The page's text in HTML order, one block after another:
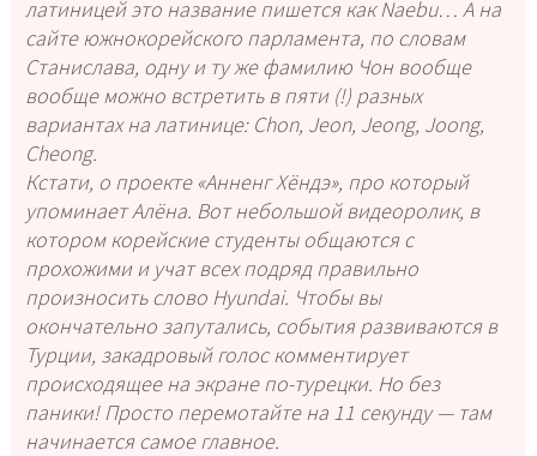
латиницей это название пишется как Naebu… А на
сайте южнокорейского парламента, по словам
Станислава, одну и ту же фамилию Чон вообще
вообще можно встретить в пяти (!) разных
вариантах на латинице: Chon, Jeon, Jeong, Joong,
Cheong.
Кстати, о проекте «Анненг Хёндэ», про который
упоминает Алёна. Вот небольшой видеоролик, в
котором корейские студенты общаются с
прохожими и учат всех подряд правильно
произносить слово Hyundai. Чтобы вы
окончательно запутались, события развиваются в
Турции, закадровый голос комментирует
происходящее на экране по-турецки. Но без
паники! Просто перемотайте на 11 секунду — там
начинается самое главное.